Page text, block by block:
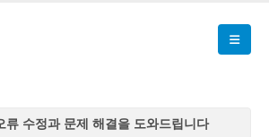
류 수정과 문제 해결을 도와드립니다